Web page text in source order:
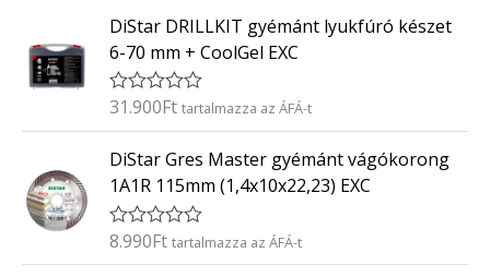
é
k
e
l
s
:
/
5
DiStar DRILLKIT gyémánt lyukfúró készet
6-70 mm + CoolGel EXC
É
é
k
e
l
é
s
:
31.900Ft tartalmazza az ÁFÁ-t
DiStar Gres Master gyémánt vágókorong
1A1R 115mm (1,4x10x22,23) EXC
É
8.990Ft tartalmazza az ÁFÁ-t